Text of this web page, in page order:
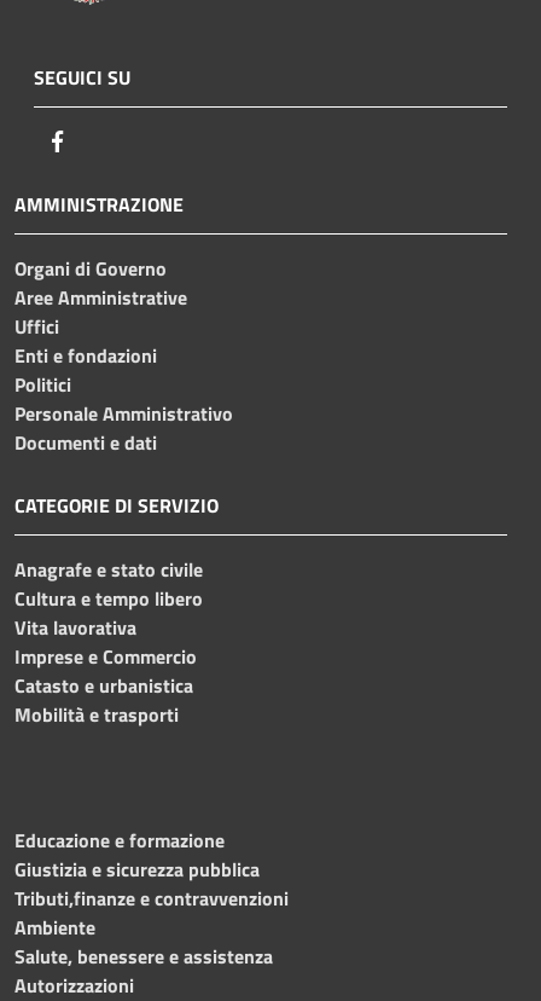
SEGUICI SU
AMMINISTRAZIONE
Organi di Governo
Aree Amministrative
Uffici
Enti e fondazioni
Politici
Personale Amministrativo
Documenti e dati
CATEGORIE DI SERVIZIO
Anagrafe e stato civile
Cultura e tempo libero
Vita lavorativa
Imprese e Commercio
Catasto e urbanistica
Mobilità e trasporti
Educazione e formazione
Giustizia e sicurezza pubblica
Tributi,finanze e contravvenzioni
Ambiente
Salute, benessere e assistenza
Autorizzazioni